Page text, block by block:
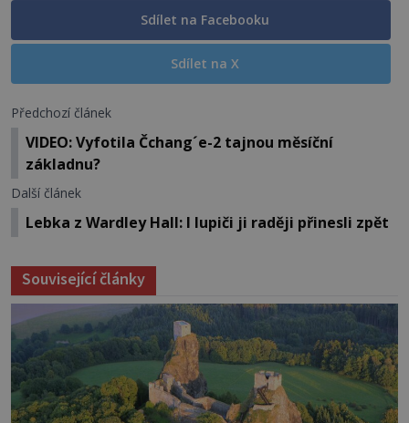
Sdílet na Facebooku
Sdílet na X
Předchozí článek
VIDEO: Vyfotila Čchang´e-2 tajnou měsíční
základnu?
Další článek
Lebka z Wardley Hall: I lupiči ji raději přinesli zpět
Související články